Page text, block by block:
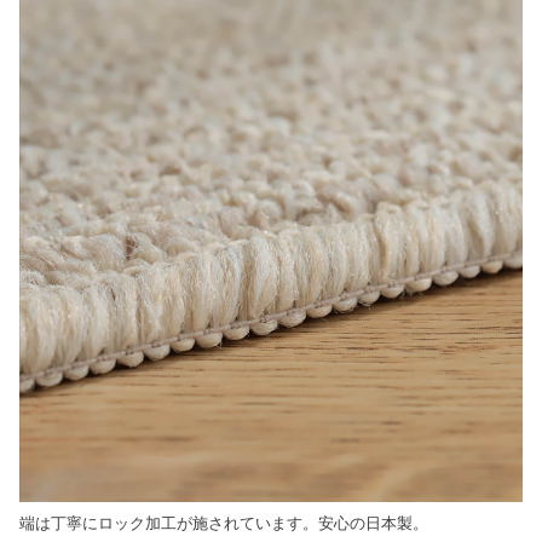
端は丁寧にロック加工が施されています。安心の日本製。